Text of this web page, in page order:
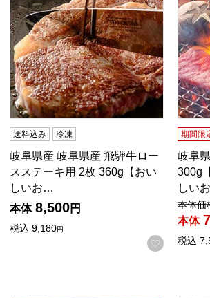
送料込み 冷凍
岐阜県産 岐阜県産 飛騨牛ロー
スステーキ用 2枚 360g【おい
しいお…
本体 8,500円
税込 9,180円
お気に入
期間限
岐阜
300g
しい
値引き
本体価
本体
税込
つまたは両方に、検索したい金額を入力
してください。